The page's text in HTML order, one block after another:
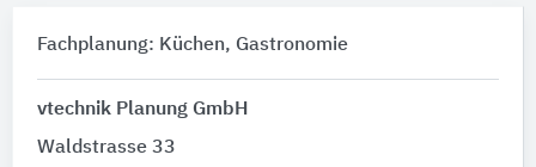
Fachplanung: Küchen, Gastronomie
vtechnik Planung GmbH
Waldstrasse 33